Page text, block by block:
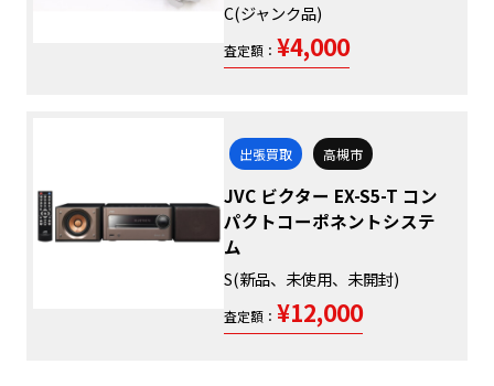
C(ジャンク品)
査定額： ¥4,000
出張買取 高槻市
JVC ビクター EX-S5-T コン
パクトコーポネントシステ
ム
S(新品、未使用、未開封)
査定額： ¥12,000